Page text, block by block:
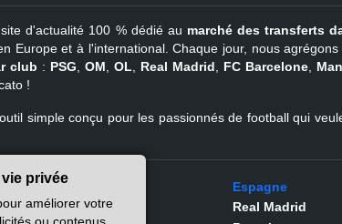
d'actualité 100 % dédié au marché des transferts
Europe et à l'international. Chaque jour, nous
club : PSG, OM, OL, Real Madrid, FC Barcelone,
!
simple conçu pour les passionnés de football qui
Ligue 1
PSG
Espagne
Real Madrid
privée
améliorer votre